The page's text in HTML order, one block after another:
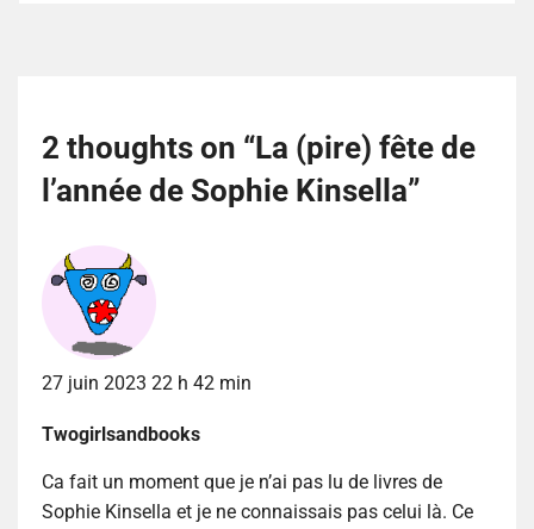
2 thoughts on “La (pire) fête de
l’année de Sophie Kinsella”
27 juin 2023 22 h 42 min
Twogirlsandbooks
Ca fait un moment que je n’ai pas lu de livres de
Sophie Kinsella et je ne connaissais pas celui là. Ce